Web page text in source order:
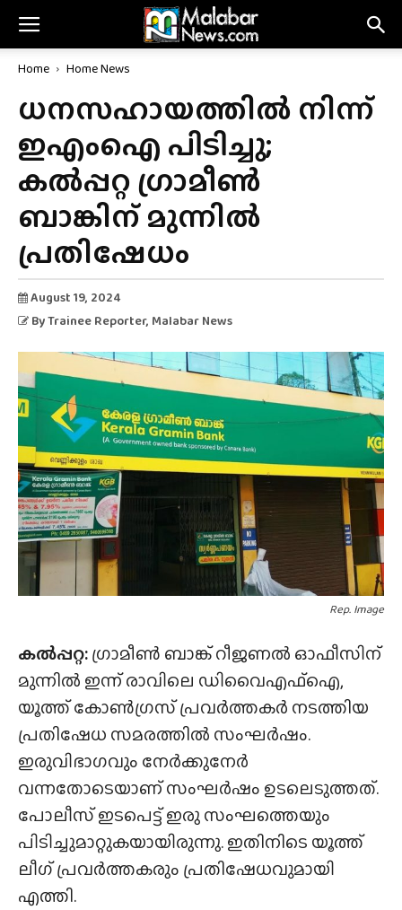
Home Home News
ധനസഹായത്തിൽ നിന്ന്
ഇഎംഐ പിടിച്ചു;
കൽപ്പറ്റ ഗ്രാമീൺ
ബാങ്കിന് മുന്നിൽ
പ്രതിഷേധം
August 19, 2024
ByTrainee Reporter, Malabar News
Rep. Image
കൽപ്പറ്റ:ഗ്രാമീൺ ബാങ്ക് റീജണൽ ഓഫീസിന്
മുന്നിൽ ഇന്ന് രാവിലെ ഡിവൈഎഫ്ഐ,
യൂത്ത് കോൺഗ്രസ് പ്രവർത്തകർ നടത്തിയ
പ്രതിഷേധ സമരത്തിൽ സംഘർഷം.
ഇരുവിഭാഗവും നേർക്കുനേർ
വന്നതോടെയാണ് സംഘർഷം ഉടലെടുത്തത്.
പോലീസ് ഇടപെട്ട് ഇരു സംഘത്തെയും
പിടിച്ചുമാറ്റുകയായിരുന്നു. ഇതിനിടെ യൂത്ത്
ലീഗ് പ്രവർത്തകരും പ്രതിഷേധവുമായി
എത്തി.